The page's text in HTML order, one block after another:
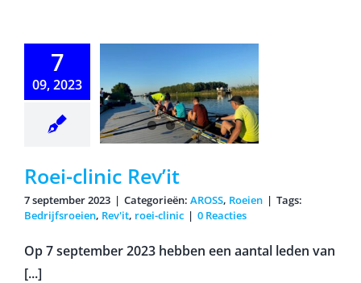
7
09, 2023
clinic
Roei-clinic Rev’it
7 september 2023 | Categorieën: AROSS, Roeien | Tags:
Bedrijfsroeien, Rev'it, roei-clinic | 0 Reacties
Op 7 september 2023 hebben een aantal leden van
[...]